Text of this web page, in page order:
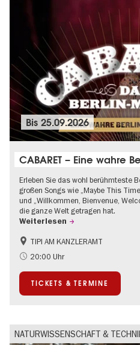
Bis25.09.2026
CABARET – Eine wahre
Erleben Sie das wohl berühmteste
großen Songs wie „Maybe This
und „Willkommen, Bienvenue,
die ganze Welt getragen hat.
Weiterlesen
1920er Jahre
International
Musikstadt
TIPI AM KANZLERAMT
20:00 Uhr
TICKETS & TERMINE
NATURWISSENSCHAFT &